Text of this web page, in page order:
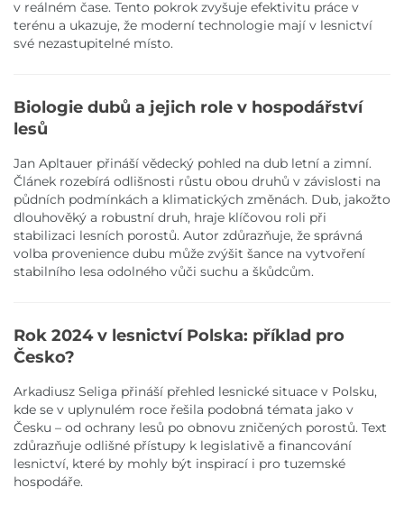
v reálném čase. Tento pokrok zvyšuje efektivitu práce v
terénu a ukazuje, že moderní technologie mají v lesnictví
své nezastupitelné místo.
Biologie dubů a jejich role v hospodářství
lesů
Jan Apltauer přináší vědecký pohled na dub letní a zimní.
Článek rozebírá odlišnosti růstu obou druhů v závislosti na
půdních podmínkách a klimatických změnách. Dub, jakožto
dlouhověký a robustní druh, hraje klíčovou roli při
stabilizaci lesních porostů. Autor zdůrazňuje, že správná
volba provenience dubu může zvýšit šance na vytvoření
stabilního lesa odolného vůči suchu a škůdcům.
Rok 2024 v lesnictví Polska: příklad pro
Česko?
Arkadiusz Seliga přináší přehled lesnické situace v Polsku,
kde se v uplynulém roce řešila podobná témata jako v
Česku – od ochrany lesů po obnovu zničených porostů. Text
zdůrazňuje odlišné přístupy k legislativě a financování
lesnictví, které by mohly být inspirací i pro tuzemské
hospodáře.